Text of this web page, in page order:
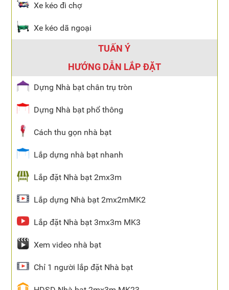
Xe kéo đi chợ
Xe kéo dã ngoại
TUẤN Ý
HƯỚNG DẪN LẮP ĐẶT
Dựng Nhà bạt chân trụ tròn
Dựng Nhà bạt phổ thông
Cách thu gọn nhà bạt
Lắp dựng nhà bạt nhanh
Lắp đặt Nhà bạt 2mx3m
Lắp dựng Nhà bạt 2mx2mMK2
Lắp đặt Nhà bạt 3mx3m MK3
Xem video nhà bạt
Chỉ 1 người lắp đặt Nhà bạt